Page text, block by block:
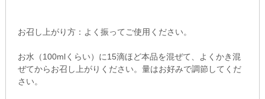
お召し上がり方：よく振ってご使用ください。
お水（100mlくらい）に15滴ほど本品を混ぜて、よくかき混
ぜてからお召し上がりください。量はお好みで調節してくだ
さい。